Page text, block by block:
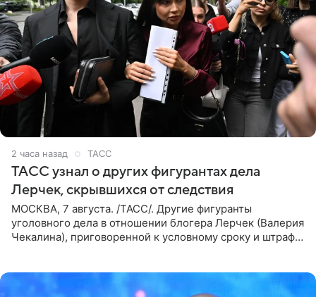
2 часа назад ТАСС
ТАСС узнал о других фигурантах дела
Лерчек, скрывшихся от следствия
МОСКВА, 7 августа. /ТАСС/. Другие фигуранты
уголовного дела в отношении блогера Лерчек (Валерия
Чекалина), приговоренной к условному сроку и штрафу,